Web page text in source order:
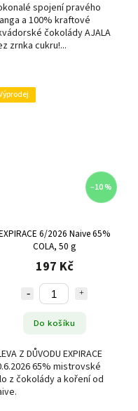
spojení pravého
a 100% kraftové
čokolády AJALA
zrnka cukru!...
–10 %
6/2026 Naive 65%
COLA, 50 g
197 Kč
Do košíku
Z DŮVODU EXPIRACE
65% mistrovské
z čokolády a koření od